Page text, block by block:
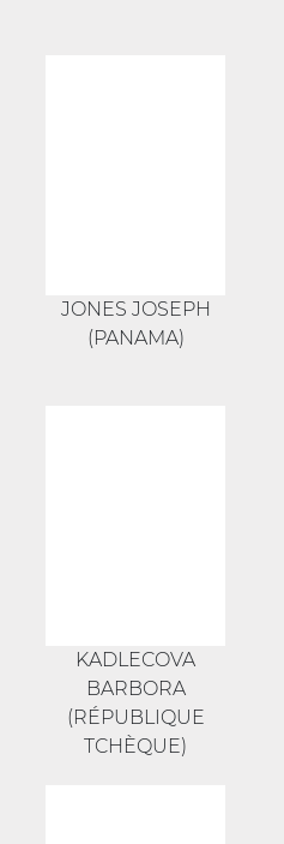
JONES JOSEPH
(PANAMA)
KADLECOVA
BARBORA
(RÉPUBLIQUE
TCHÈQUE)